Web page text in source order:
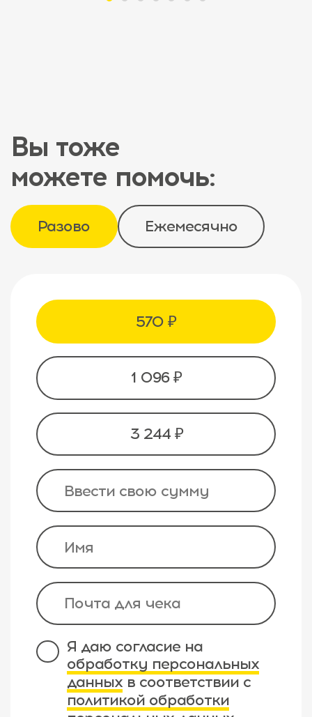
Вы тоже
можете помочь:
Разово Ежемесячно
570 ₽
1 096 ₽
3 244 ₽
Я даю согласие на
обработку персональных
данныхв соответствии с
политикой обработки